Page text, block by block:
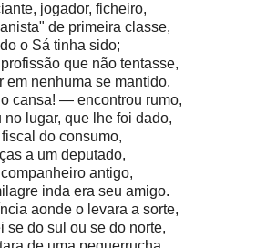
jogador, ficheiro,
de primeira classe,
o Sá tinha sido;
que não tentasse,
em nenhuma se mantido,
cansa! — encontrou rumo,
no lugar, que lhe foi dado,
fiscal do consumo,
a um deputado,
antigo,
inda era seu amigo.
aonde o levara a sorte,
se do sul ou se do norte,